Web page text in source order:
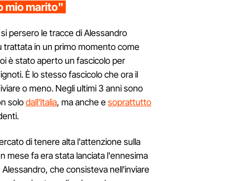
mio marito"
persero le tracce di Alessandro
trattata in un primo momento come
è stato aperto un fascicolo per
È lo stesso fascicolo che ora il
o meno. Negli ultimi 3 anni sono
solodall'Italia, ma anche esoprattutto
di tenere alta l'attenzione sulla
mese fa era stata lanciata l'ennesima
che consisteva nell'inviare